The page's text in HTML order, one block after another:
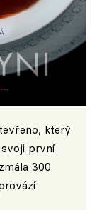
, který
první
300